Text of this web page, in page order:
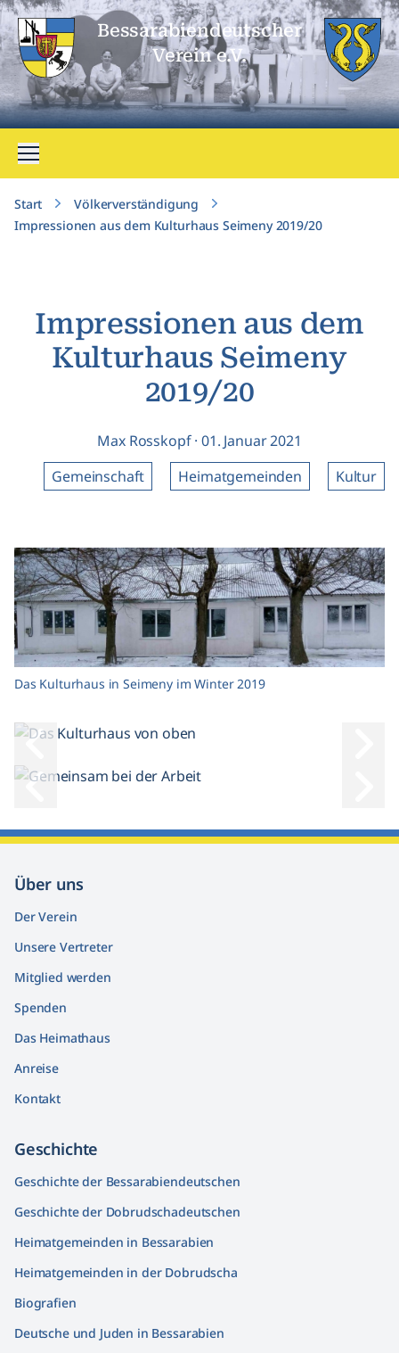
Bessarabien­deutscher
Verein e.V.
Menü öffnen
Start
Völkerverständigung
Impressionen aus dem Kulturhaus Seimeny 2019/20
Impressionen aus dem
Kulturhaus Seimeny
2019/20
Max Rosskopf · 01. Januar 2021
Gemeinschaft
Heimatgemeinden Kultur
Das Kulturhaus in Seimeny im Winter 2019
Voriges Bild
Über uns
Der Verein
Unsere Vertreter
Mitglied werden
Spenden
Das Heimathaus
Anreise
Kontakt
Geschichte
Geschichte der Bessarabiendeutschen
Geschichte der Dobrudschadeutschen
Heimatgemeinden in Bessarabien
Heimatgemeinden in der Dobrudscha
Biografien
Deutsche und Juden in Bessarabien